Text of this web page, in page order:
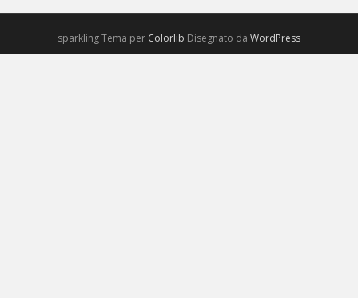
sparkling Tema per Colorlib Disegnato da WordPress